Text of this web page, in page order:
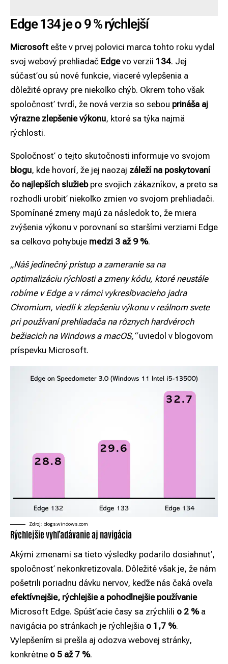
Edge 134 je o 9 % rýchlejší
Microsoftešte v prvej polovici marca tohto roku vydal
svoj webový prehliadač Edgevo verzii 134. Jej
súčasťou sú nové funkcie, viaceré vylepšenia a
dôležité opravy pre niekoľko chýb. Okrem toho však
spoločnosť tvrdí, že nová verzia so sebou prináša aj
výrazne zlepšenie výkonu, ktoré sa týka najmä
rýchlosti.
Spoločnosť o tejto skutočnosti informuje vo svojom
blogu, kde hovorí, že jej naozaj záleží na poskytovaní
čo najlepších služiebpre svojich zákazníkov, a preto sa
rozhodli urobiť niekoľko zmien vo svojom prehliadači.
Spomínané zmeny majú za následok to, že miera
zvýšenia výkonu v porovnaní so staršími verziami Edge
sa celkovo pohybuje medzi 3 až 9 %.
„Náš jedinečný prístup a zameranie sa na
optimalizáciu rýchlosti a zmeny kódu, ktoré neustále
robíme v Edge a v rámci vykresľovacieho jadra
Chromium, viedli k zlepšeniu výkonu v reálnom svete
pri používaní prehliadača na rôznych hardvéroch
bežiacich na Windows a macOS,“uviedol v blogovom
príspevku Microsoft.
Zdroj: blogs.windows.com
Rýchlejšie vyhľadávanie aj navigácia
Akými zmenami sa tieto výsledky podarilo dosiahnuť,
spoločnosť nekonkretizovala. Dôležité však je, že nám
pošetrili poriadnu dávku nervov, keďže nás čaká oveľa
efektívnejšie, rýchlejšie a pohodlnejšie používanie
Microsoft Edge. Spúšťacie časy sa zrýchlili o 2 %a
navigácia po stránkach je rýchlejšia o 1,7 %.
Vylepšením si prešla aj odozva webovej stránky,
konkrétne o 5 až 7 %.